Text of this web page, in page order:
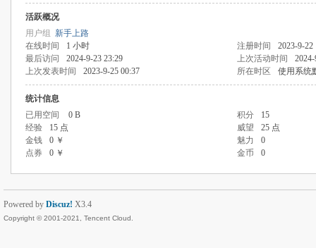
活跃概况
用户组 新手上路
在线时间
1 小时 注册时间
2023-9-22
最后访问
2024-9-23 23:29 上次活动时间
上次发表时间
2023-9-25 00:37 所在时区 使用系统
统计信息
已用空间
0 B 积分
15
经验
15 点 威望
25 点
金钱
0 ￥ 魅力
0
点券
0 ￥ 金币 0
Powered by Discuz! X3.4
Copyright © 2001-2021, Tencent Cloud.